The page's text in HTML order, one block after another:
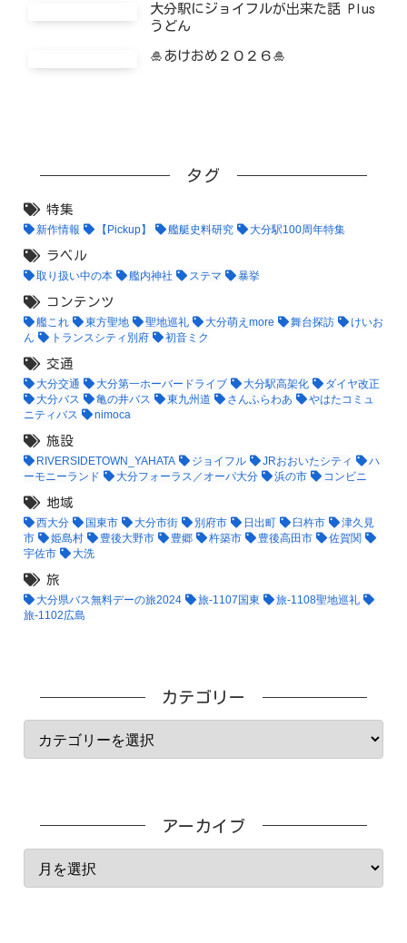
大分駅にジョイフルが出来た話 Plus
うどん
🎍あけおめ２０２６🎍
タグ
特集
新作情報 【Pickup】 艦艇史料研究 大分駅100周年特集
ラベル
取り扱い中の本 艦内神社 ステマ 暴挙
コンテンツ
艦これ 東方聖地 聖地巡礼 大分萌えmore 舞台探訪
けいお
ん
トランスシティ別府 初音ミク
交通
大分交通 大分第一ホーバードライブ 大分駅高架化
ダイヤ改正
大分バス
亀の井バス 東九州道 さんふらわあ
やはたコミュ
ニティバス
nimoca
施設
RIVERSIDETOWN_YAHATA ジョイフル JRおおいたシティ
ハ
ーモニーランド
大分フォーラス／オーパ大分 浜の市 コンビニ
地域
西大分 国東市 大分市街 別府市 日出町 臼杵市
津久見
市
姫島村 豊後大野市 豊郷 杵築市 豊後高田市
佐賀関
宇佐市
大洗
旅
大分県バス無料デーの旅2024 旅-1107国東
旅-1108聖地巡礼
旅-1102広島
カテゴリー
アーカイブ